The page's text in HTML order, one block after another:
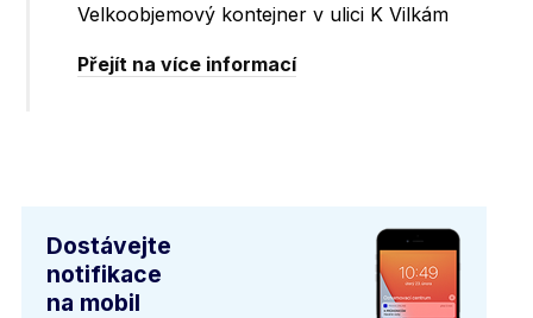
Velkoobjemový kontejner v ulici K Vilkám
Přejít na více informací
Dostávejte
notifikace
na mobil